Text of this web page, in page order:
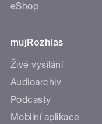
eShop
mujRozhlas
Živé vysílání
Audioarchiv
Podcasty
Mobilní aplikace